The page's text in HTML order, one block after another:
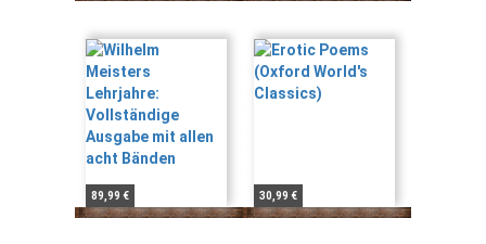
89,99 € 30,99 €